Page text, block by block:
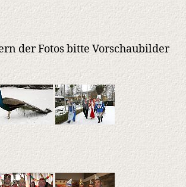
der Fotos bitte Vorschaubilder